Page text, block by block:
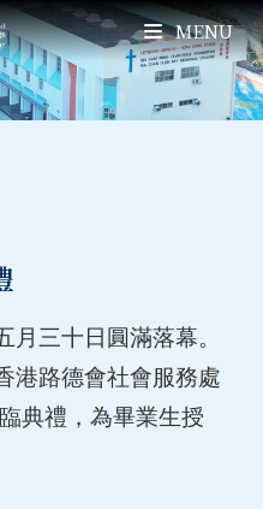
MENU
三十日圓滿落幕。
港路德會社會服務處
典禮，為畢業生授